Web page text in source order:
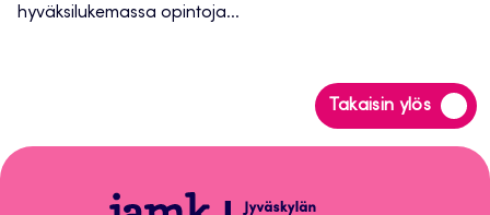
hyväksilukemassa opintoja...
Takaisin ylös
Siirry
takaisin
Peppi-